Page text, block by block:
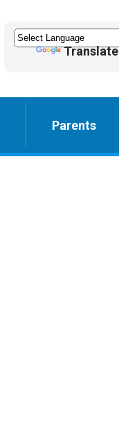
Translate
Parents